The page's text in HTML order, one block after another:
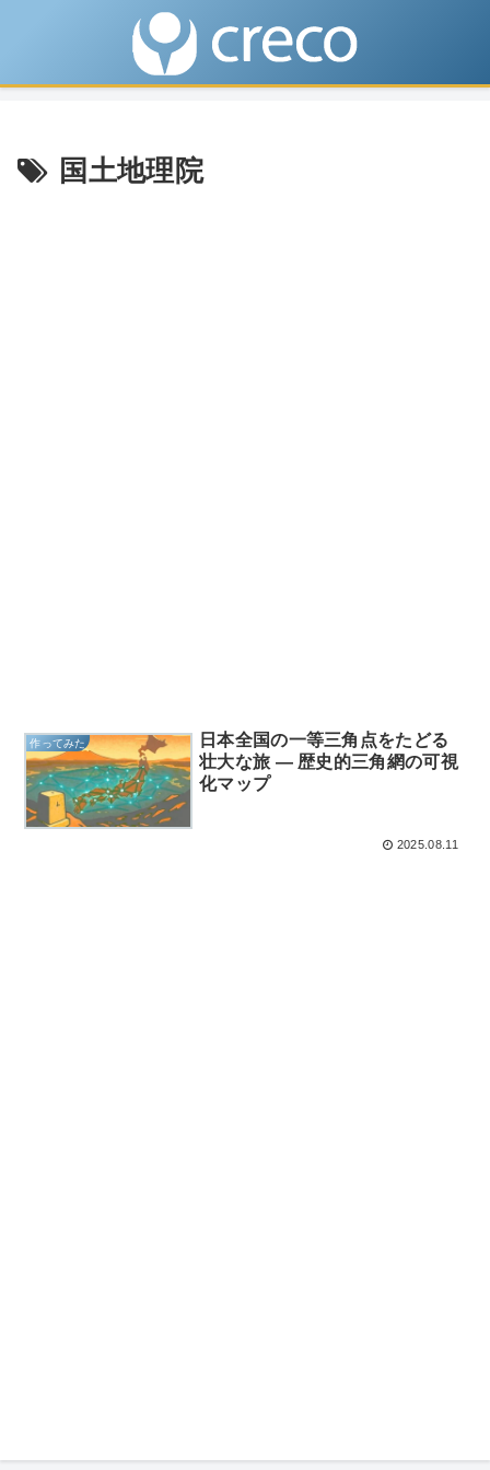
国土地理院
作ってみた
日本全国の一等三角点をたどる
壮大な旅 ― 歴史的三角網の可視
化マップ
2025.08.11